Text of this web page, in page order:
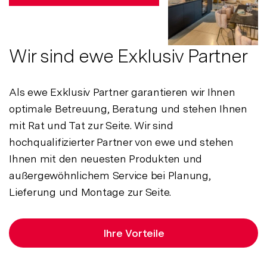
Wir sind ewe Exklusiv Partner
Als ewe Exklusiv Partner garantieren wir Ihnen
optimale Betreuung, Beratung und stehen Ihnen
mit Rat und Tat zur Seite. Wir sind
hochqualifizierter Partner von ewe und stehen
Ihnen mit den neuesten Produkten und
außergewöhnlichem Service bei Planung,
Lieferung und Montage zur Seite.
Ihre Vorteile